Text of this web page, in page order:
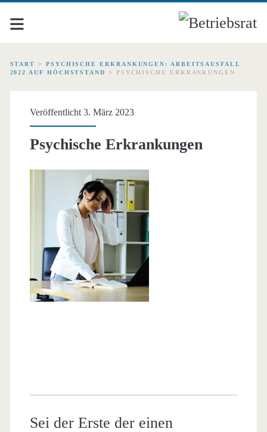
START > PSYCHISCHE ERKRANKUNGEN: ARBEITSAUSFALL
2022 AUF HÖCHSTSTAND
> PSYCHISCHE ERKRANKUNGEN
Veröffentlicht 3. März 2023
Psychische Erkrankungen
Sei der Erste der einen